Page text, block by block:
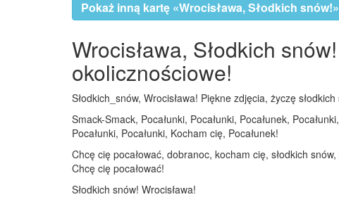
Pokaż inną kartę «Wrocisława, Słodkich snów!»
Wrocisława, Słodkich
okolicznościowe!
Słodkich_snów, Wrocisława! Piękne zdjęcia, życzę
Smack-Smack, Pocałunki, Pocałunki, Pocałunek,
Pocałunki, Pocałunki, Kocham cię, Pocałunek!
Chcę cię pocałować, dobranoc, kocham cię, słodkich
Chcę cię pocałować!
Słodkich snów! Wrocisława!